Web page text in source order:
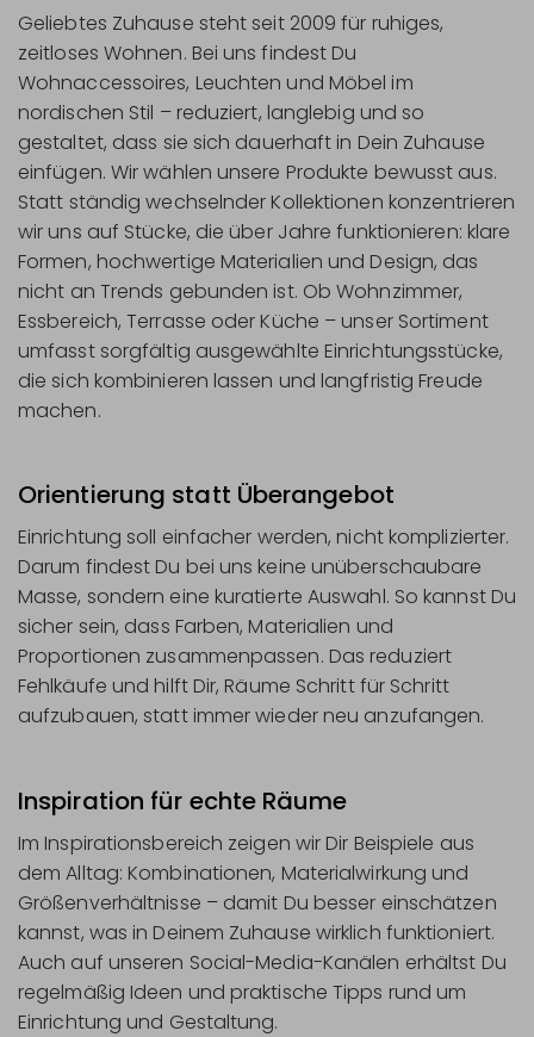
Geliebtes Zuhause steht seit 2009 für ruhiges,
zeitloses Wohnen. Bei uns findest Du
Wohnaccessoires, Leuchten und Möbel im
nordischen Stil – reduziert, langlebig und so
gestaltet, dass sie sich dauerhaft in Dein Zuhause
einfügen. Wir wählen unsere Produkte bewusst aus.
Statt ständig wechselnder Kollektionen konzentrieren
wir uns auf Stücke, die über Jahre funktionieren: klare
Formen, hochwertige Materialien und Design, das
nicht an Trends gebunden ist. Ob Wohnzimmer,
Essbereich, Terrasse oder Küche – unser Sortiment
umfasst sorgfältig ausgewählte Einrichtungsstücke,
die sich kombinieren lassen und langfristig Freude
machen.
Orientierung statt Überangebot
Einrichtung soll einfacher werden, nicht komplizierter.
Darum findest Du bei uns keine unüberschaubare
Masse, sondern eine kuratierte Auswahl. So kannst Du
sicher sein, dass Farben, Materialien und
Proportionen zusammenpassen. Das reduziert
Fehlkäufe und hilft Dir, Räume Schritt für Schritt
aufzubauen, statt immer wieder neu anzufangen.
Inspiration für echte Räume
Im Inspirationsbereich zeigen wir Dir Beispiele aus
dem Alltag: Kombinationen, Materialwirkung und
Größenverhältnisse – damit Du besser einschätzen
kannst, was in Deinem Zuhause wirklich funktioniert.
Auch auf unseren Social-Media-Kanälen erhältst Du
regelmäßig Ideen und praktische Tipps rund um
Einrichtung und Gestaltung.